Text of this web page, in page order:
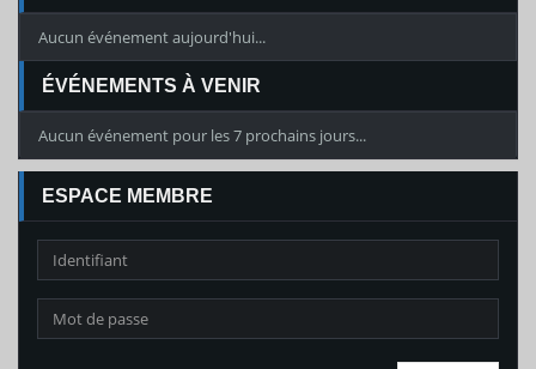
Aucun événement aujourd'hui...
ÉVÉNEMENTS À VENIR
Aucun événement pour les 7 prochains jours...
ESPACE MEMBRE